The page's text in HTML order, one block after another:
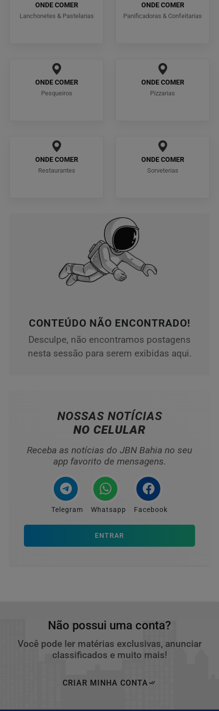
ONDE COMER
Lanchonetes & Pastelarias
ONDE COMER
Panificadoras & Confeitarias
ONDE COMER
Pesqueiros
ONDE COMER
Pizzarias
ONDE COMER
Restaurantes
ONDE COMER
Sorveterias
CONTEÚDO NÃO ENCONTRADO!
Desculpe, não encontramos postagens
nesta sessão para serem exibidas aqui.
NOSSAS NOTÍCIAS
NO CELULAR
Receba as notícias do JBN Bahia no seu
app favorito de mensagens.
Telegram Whatsapp Facebook
ENTRAR
Não possui uma conta?
Você pode ler matérias exclusivas, anunciar
classificados e muito mais!
CRIAR MINHA CONTA